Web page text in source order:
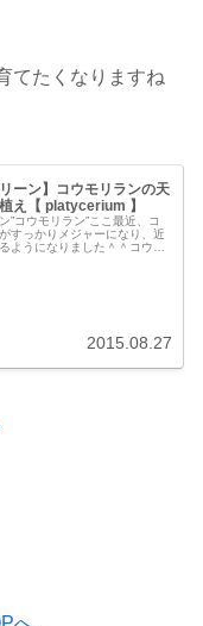
てたくなりますね
ーン】コウモリランの天
え【 platycerium 】
”コウモリラン”ここ最近、コ
すっかりメジャーになり、近
ようになりました＾＾コウモ
2015.08.27